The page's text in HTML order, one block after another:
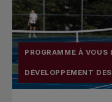
PROGRAMME À VOUS
DÉVELOPPEMENT